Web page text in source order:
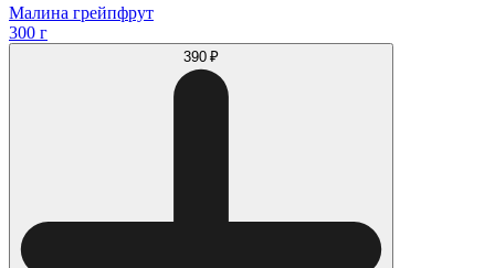
Малина грейпфрут
300 г
390 ₽